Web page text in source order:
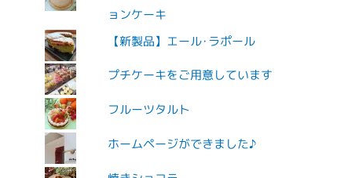
ョンケーキ
【新製品】エール･ラポール
プチケーキをご用意しています
フルーツタルト
ホームページができました♪